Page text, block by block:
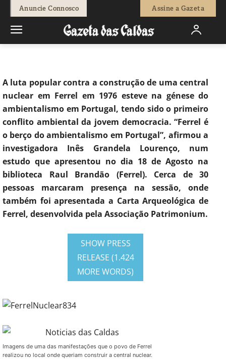
Anuncie Connosco Assine a Gazeta
Isaque Vicente - 1516 0
A luta popular contra a construção de uma central
nuclear em Ferrel em 1976 esteve na génese do
ambientalismo em Portugal, tendo sido o primeiro
conflito ambiental da jovem democracia. “Ferrel é
o berço do ambientalismo em Portugal”, afirmou a
investigadora Inês Grandela Lourenço, num
estudo que apresentou no dia 18 de Agosto na
biblioteca Raul Brandão (Ferrel). Cerca de 30
pessoas marcaram presença na sessão, onde
também foi apresentada a Carta Arqueológica de
Ferrel, desenvolvida pela Associação Patrimonium.
SHOW PRESS
RELEASE (1.424
MORE WORDS)
Imagens de uma das manifestações que o povo de Ferrel
realizou no local onde queriam construir a central nuclear.